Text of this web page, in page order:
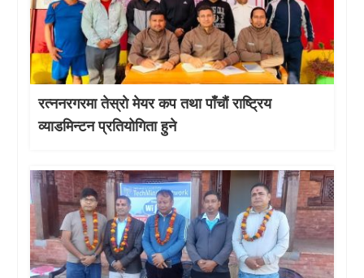
रत्ननरगरमा तेस्राे मेयर कप तथा पाँचौं राष्ट्रिय
व्याडमिन्टन प्रतियोगिता हुने